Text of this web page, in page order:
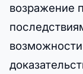
возражение